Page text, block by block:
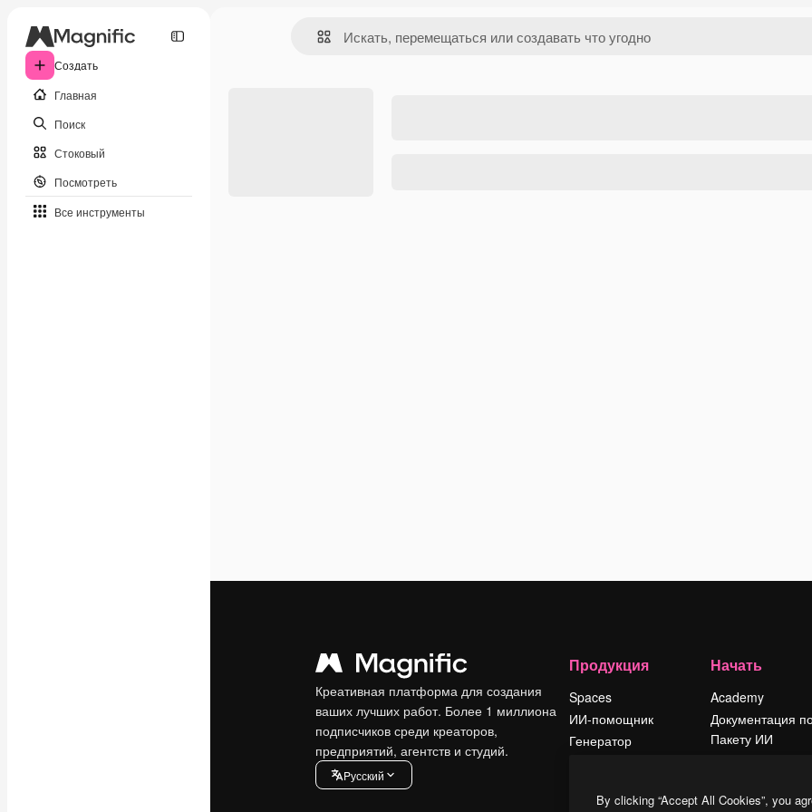
Создать
Главная
Поиск
Стоковый
Посмотреть
Все инструменты
Креативная платформа для создания
ваших лучших работ. Более 1 миллиона
подписчиков среди креаторов,
предприятий, агентств и студий.
Pусский
Продукция
Spaces
ИИ-помощник
Генератор
Начать
Academy
Документация
Пакету ИИ
Условия и
By clicking “Accept All Cookies”, you